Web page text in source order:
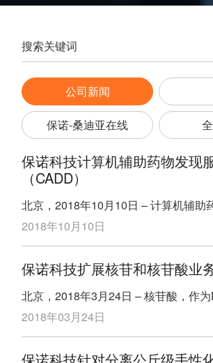
公司新闻
保诺-桑迪亚在线
保诺科技计算机辅助药物发现
（CADD）
北京，2018年10月10日 – 计算机辅助
（CADD）是一个整合了多种计算机应
直到临床候选药的不同阶段。近年来，
快速发展和计算化学的突破，通过运用
策略，发现了越来越多的新药化合物
项调查研究的结果（1），使用计算机
(CADD)服务可以节约新药研发将近
2018年10月10日
保诺科技扩展核苷和核苷酸业
北京，2018年3月24日 – 核苷酸，作
结构单位，在各种生命形式中都发挥重
2018年03月24日